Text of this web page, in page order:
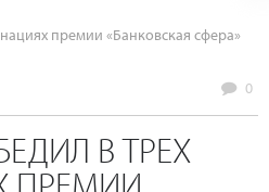
премии «Банковская сфера»
0
В ТРЕХ